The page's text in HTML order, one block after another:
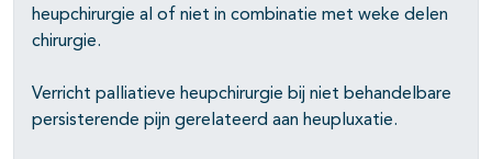
heupchirurgie al of niet in combinatie met weke delen
chirurgie.
Verricht palliatieve heupchirurgie bij niet behandelbare
persisterende pijn gerelateerd aan heupluxatie.